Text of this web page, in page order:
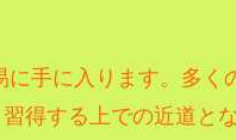
手に入ります。 多く
得する上での近道と